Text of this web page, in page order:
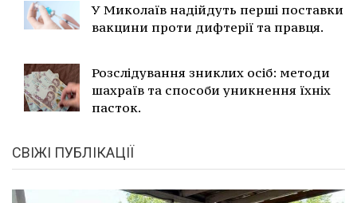
У Миколаїв надійдуть перші поставки
вакцини проти дифтерії та правця.
Розслідування зниклих осіб: методи
шахраїв та способи уникнення їхніх
пасток.
СВІЖІ ПУБЛІКАЦІЇ